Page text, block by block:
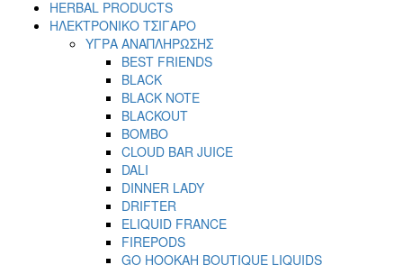
HERBAL PRODUCTS
ΗΛΕΚΤΡΟΝΙΚΟ ΤΣΙΓΑΡΟ
ΥΓΡΑ ΑΝΑΠΛΗΡΩΣΗΣ
BEST FRIENDS
BLACK
BLACK NOTE
BLACKOUT
BOMBO
CLOUD BAR JUICE
DALI
DINNER LADY
DRIFTER
ELIQUID FRANCE
FIREPODS
GO HOOKAH BOUTIQUE LIQUIDS